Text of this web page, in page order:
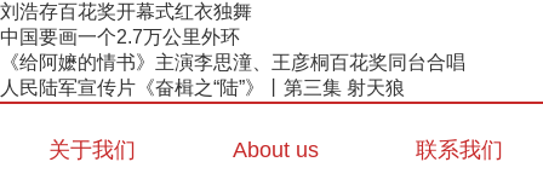
刘浩存百花奖开幕式红衣独舞
中国要画一个2.7万公里外环
《给阿嬷的情书》主演李思潼、王彦桐百花奖同台合唱
人民陆军宣传片《奋楫之“陆”》丨第三集 射天狼
关于我们 About us 联系我们